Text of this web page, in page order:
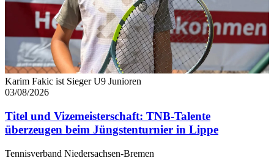
Karim Fakic ist Sieger U9 Junioren
03/08/2026
Titel und Vizemeisterschaft: TNB-Talente
überzeugen beim Jüngstenturnier in Lippe
Tennisverband Niedersachsen-Bremen